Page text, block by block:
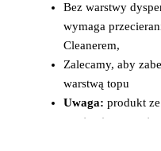
Bez warstwy
wymaga
Cleanerem,
Zalecamy, aby
warstwą topu
Uwaga: produkt
swoją pigmentację